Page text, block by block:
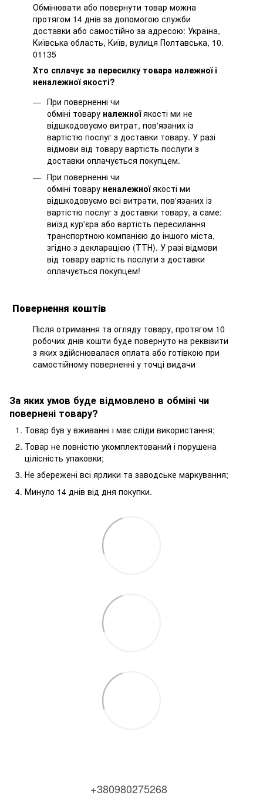
Обмінювати або повернути товар можна
протягом 14 днів за допомогою служби
доставки або самостійно за адресою: Україна,
Київська область, Київ, вулиця Полтавська, 10.
01135
Хто сплачує за пересилку товара належної і
неналежної якості?
При поверненні чи
обміні товару належноїякості ми не
відшкодовуємо витрат, пов'язаних із
вартістю послуг з доставки товару. У разі
відмови від товару вартість послуги з
доставки оплачується покупцем.
При поверненні чи
обміні товару неналежноїякості ми
відшкодовуємо всі витрати, пов'язаних із
вартістю послуг з доставки товару, а саме:
виїзд кур'єра або вартість пересилання
транспортною компанією до іншого міста,
згідно з декларацією (ТТН). У разі відмови
від товару вартість послуги з доставки
оплачується покупцем!
Повернення коштів
Після отримання та огляду товару, протягом 10
робочих днів кошти буде повернуто на реквізити
з яких здійснювалася оплата або готівкою при
самостійному поверненні у точці видачи
За яких умов буде відмовлено в обміні чи
повернені товару?
Товар був у вживанні і має сліди використання;
Товар не повністю укомплектований і порушена
цілісність упаковки;
Не збережені всі ярлики та заводське маркування;
Минуло 14 днів від дня покупки.
+380980275268